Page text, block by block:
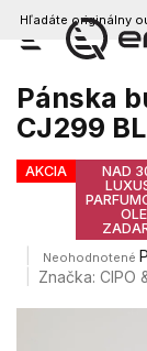
Prejsť
obsah
Hľadáte originálny
Pánska
CJ299
AKCIA
NAD
Priemerné
hodnotenie
Neohodnotené
Značka:CIPO